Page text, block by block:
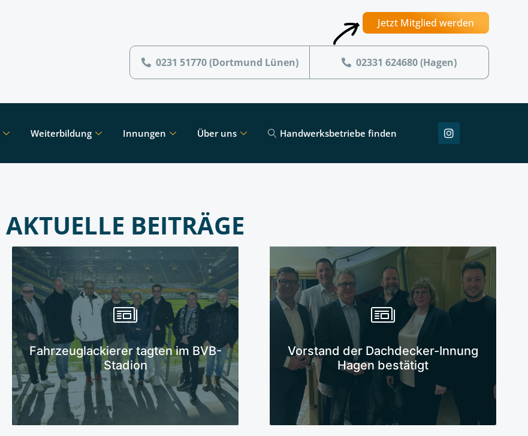
Jetzt Mitglied werden
0231 51770 (Dortmund Lünen) 02331 624680 (Hagen)
Weiterbildung Innungen Über uns Handwerksbetriebe finden
AKTUELLE BEITRÄGE
Fahrzeuglackierer tagten im BVB-
Stadion
Mehr erfahren
Vorstand der Dachdecker-Innung
Hagen bestätigt
Mehr erfahren